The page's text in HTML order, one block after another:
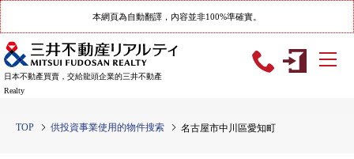
本網頁為自動翻譯，內容並非100%準確實。
日本不動產買賣，交給龍頭企業的三井不動產
Realty
TOP 供投資事業使用的物件搜索 名古屋市中川區愛知町